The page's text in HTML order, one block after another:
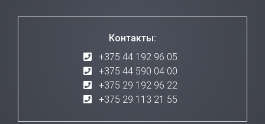
Контакты:
+375 44 192 96 05
+375 44 590 04 00
+375 29 192 96 22
+375 29 113 21 55